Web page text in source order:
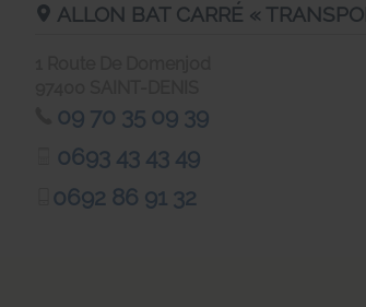
ALLON BAT CARRÉ «
09 70 35 09 39
0693 43 43 49
0692 86 91 32